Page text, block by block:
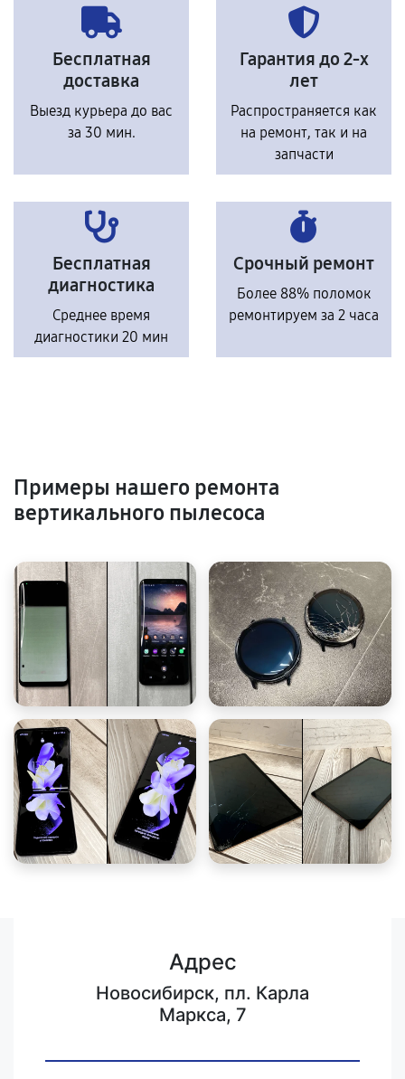
Бесплатная
доставка
Выезд курьера до вас
за 30 мин.
Гарантия до 2-х
лет
Распространяется как
на ремонт, так и на
запчасти
Бесплатная
диагностика
Среднее время
диагностики 20 мин
Срочный ремонт
Более 88% поломок
ремонтируем за 2 часа
Примеры нашего ремонта
вертикального пылесоса
Адрес
Новосибирск, пл. Карла
Маркса, 7